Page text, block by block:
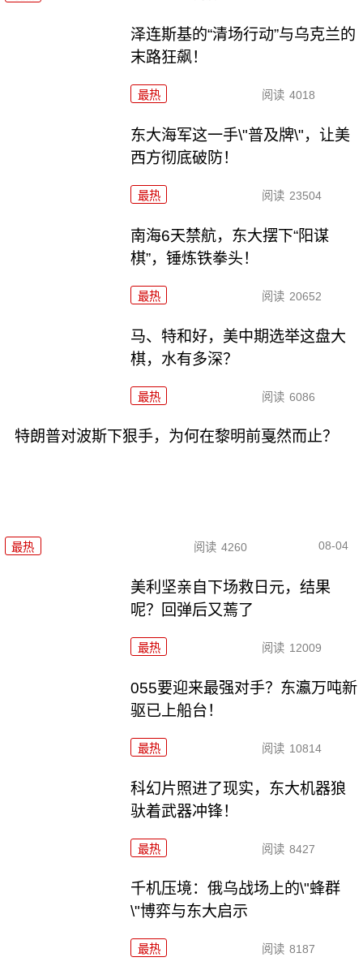
泽连斯基的“清场行动”与乌克兰的
末路狂飙！
最热 阅读 4018
东大海军这一手\"普及牌\"，让美
西方彻底破防！
最热 阅读 23504
南海6天禁航，东大摆下“阳谋
棋”，锤炼铁拳头！
最热 阅读 20652
马、特和好，美中期选举这盘大
棋，水有多深？
最热 阅读 6086
特朗普对波斯下狠手，为何在黎明前戛然而止？
最热 阅读 4260 08-04
美利坚亲自下场救日元，结果
呢？回弹后又蔫了
最热 阅读 12009
055要迎来最强对手？东瀛万吨新
驱已上船台！
最热 阅读 10814
科幻片照进了现实，东大机器狼
驮着武器冲锋！
最热 阅读 8427
千机压境：俄乌战场上的\"蜂群
\"博弈与东大启示
最热 阅读 8187